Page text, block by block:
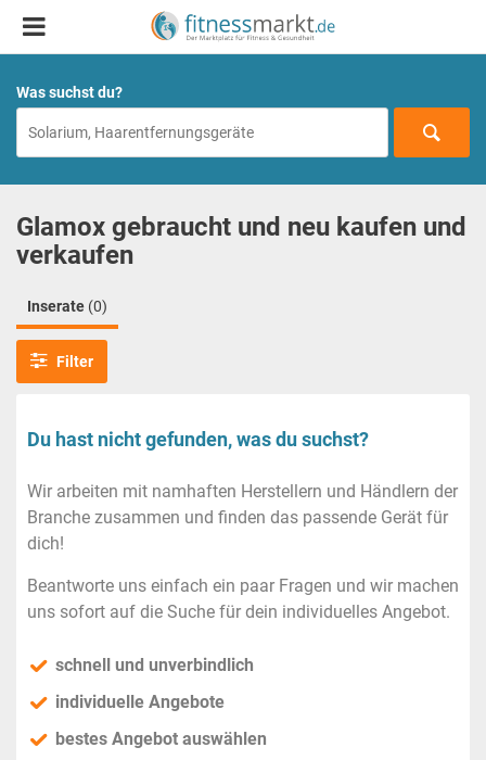
Was suchst du?
Glamox gebraucht und neu kaufen und
verkaufen
Inserate (0)
Filter
Du hast nicht gefunden, was du suchst?
Wir arbeiten mit namhaften Herstellern und Händlern der
Branche zusammen und finden das passende Gerät für
dich!
Beantworte uns einfach ein paar Fragen und wir machen
uns sofort auf die Suche für dein individuelles Angebot.
schnell und unverbindlich
individuelle Angebote
bestes Angebot auswählen